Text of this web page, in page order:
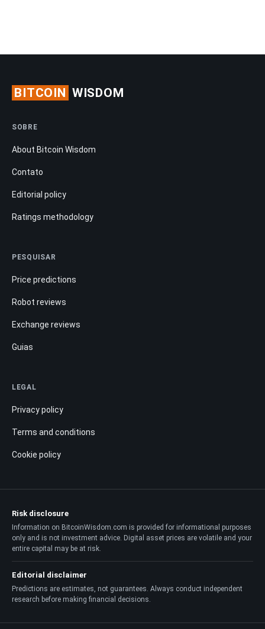
BITCOIN WISDOM
SOBRE
About Bitcoin Wisdom
Contato
Editorial policy
Ratings methodology
PESQUISAR
Price predictions
Robot reviews
Exchange reviews
Guias
LEGAL
Privacy policy
Terms and conditions
Cookie policy
Risk disclosure
Information on BitcoinWisdom.com is provided for informational purposes
only and is not investment advice. Digital asset prices are volatile and your
entire capital may be at risk.
Editorial disclaimer
Predictions are estimates, not guarantees. Always conduct independent
research before making financial decisions.